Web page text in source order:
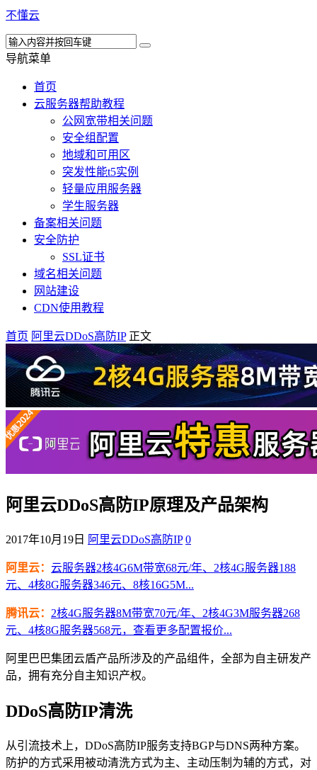
不懂云
导航菜单
首页
云服务器帮助教程
公网宽带相关问题
安全组配置
地域和可用区
突发性能t5实例
轻量应用服务器
学生服务器
备案相关问题
安全防护
SSL证书
域名相关问题
网站建设
CDN使用教程
首页 阿里云DDoS高防IP 正文
阿里云DDoS高防IP原理及产品架构
2017年10月19日 阿里云DDoS高防IP 0
阿里云： 云服务器2核4G6M带宽68元/年、2核4G服务器188
元、4核8G服务器346元、8核16G5M...
腾讯云： 2核4G服务器8M带宽70元/年、2核4G3M服务器268
元、4核8G服务器568元，查看更多配置报价...
阿里巴巴集团云盾产品所涉及的产品组件，全部为自主研发产
品，拥有充分自主知识产权。
DDoS高防IP清洗
从引流技术上，DDoS高防IP服务支持BGP与DNS两种方案。
防护的方式采用被动清洗方式为主、主动压制为辅的方式，对